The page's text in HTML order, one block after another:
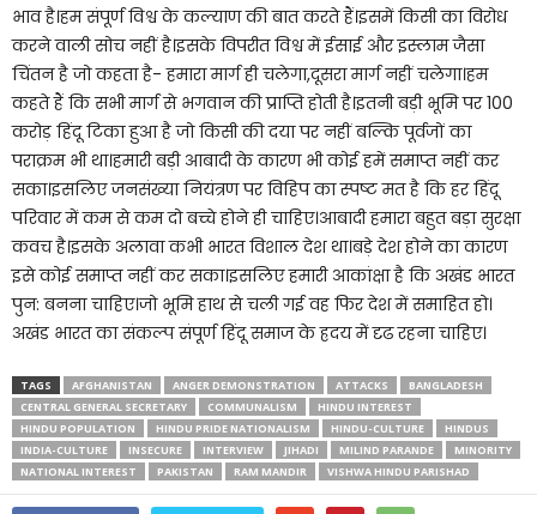
भाव है।हम संपूर्ण विश्व के कल्याण की बात करते हैं।इसमें किसी का विरोध
करने वाली सोच नहीं है।इसके विपरीत विश्व में ईसाई और इस्लाम जैसा
चिंतन है जो कहता है- हमारा मार्ग ही चलेगा,दूसरा मार्ग नहीं चलेगा।हम
कहते हैं कि सभी मार्ग से भगवान की प्राप्ति होती है।इतनी बड़ी भूमि पर 100
करोड़ हिंदू टिका हुआ है जो किसी की दया पर नहीं बल्कि पूर्वजों का
पराक्रम भी था।हमारी बड़ी आबादी के कारण भी कोई हमें समाप्त नहीं कर
सका।इसलिए जनसंख्या नियंत्रण पर विहिप का स्पष्ट मत है कि हर हिंदू
परिवार में कम से कम दो बच्चे होने ही चाहिए।आबादी हमारा बहुत बड़ा सुरक्षा
कवच है।इसके अलावा कभी भारत विशाल देश था।बड़े देश होने का कारण
इसे कोई समाप्त नहीं कर सका।इसलिए हमारी आकांक्षा है कि अखंड भारत
पुन: बनना चाहिए।जो भूमि हाथ से चली गई वह फिर देश में समाहित हो।
अखंड भारत का संकल्प संपूर्ण हिंदू समाज के ह्रदय में दृढ रहना चाहिए।
TAGS AFGHANISTAN ANGER DEMONSTRATION ATTACKS
BANGLADESH
CENTRAL GENERAL SECRETARY
COMMUNALISM
HINDU INTEREST
HINDU POPULATION
HINDU PRIDE NATIONALISM HINDU-CULTURE
HINDUS
INDIA-CULTURE
INSECURE INTERVIEW JIHADI MILIND PARANDE
MINORITY
NATIONAL INTEREST
PAKISTAN RAM MANDIR VISHWA HINDU PARISHAD